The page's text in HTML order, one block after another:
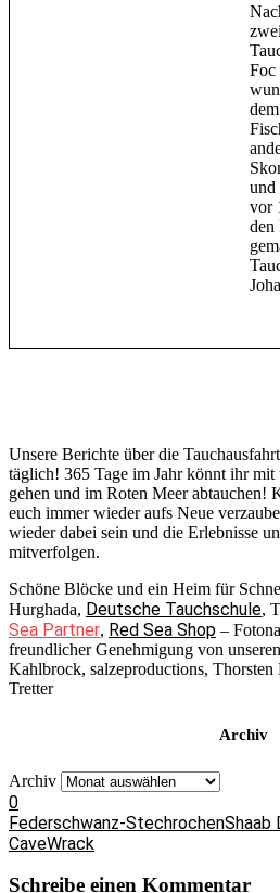
Foc
und
vor
den
Unsere Berichte über die
täglich! 365 Tage im Jahr könnt ihr mit
gehen und im Roten Meer abtauchen!
euch immer wieder aufs Neue
wieder dabei sein und die Erlebnisse
mitverfolgen.
Schöne Blöcke und ein Heim für
Hurghada, Deutsche Tauchschule,
Sea Partner, Red Sea Shop –
freundlicher Genehmigung von
Kahlbrock, salzeproductions,
Tretter
Archiv
Archiv
0
Federschwanz-StechrochenShaab
CaveWrack
Schreibe einen Kommentar